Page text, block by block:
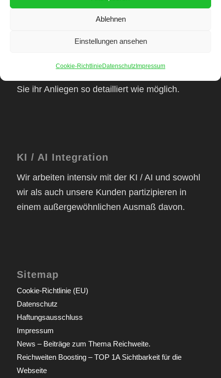
Ablehnen
Einstellungen ansehen
Cookie-RichtlinieDatenschutzImpressum
Sie ihr Anliegen so detailliert wie möglich.
KI / AI Integration
Wir arbeiten intensiv mit der KI / AI und sowohl
wir als auch unsere Kunden partizipieren in
einem außergewöhnlichen Ausmaß davon.
Sitemap
Cookie-Richtlinie (EU)
Datenschutz
Haftungsausschluss
Impressum
News – Beiträge zum Thema Reichweite.
Reichweiten Boosting – TOP 1A Sichtbarkeit für die
Webseite